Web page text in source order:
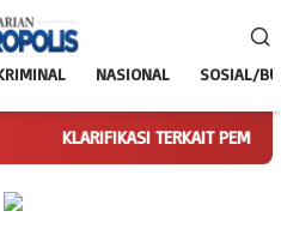
NASIONAL SOSIAL/
KLARIFIKASI TERKAIT